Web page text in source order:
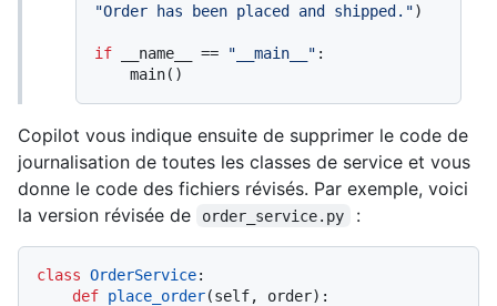
"Order has been placed and shipped.")
if __name__ == "__main__" :
Copilot vous indique ensuite de supprimer le code de
journalisation de toutes les classes de service et vous
donne le code des fichiers révisés. Par exemple, voici
la version révisée de
order_service.py :
class OrderService:
def place_order(self, order):